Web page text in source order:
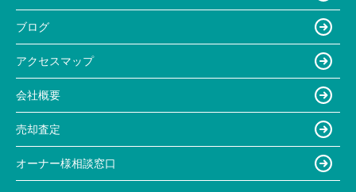
ブログ
アクセスマップ
会社概要
売却査定
オーナー様相談窓口